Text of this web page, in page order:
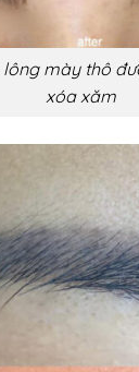
mày thô
xóa xăm